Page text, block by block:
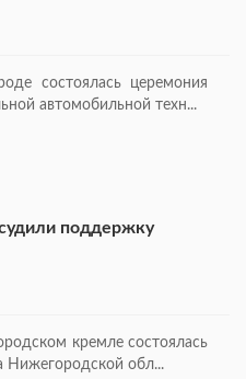
состоялась церемония
автомобильной техн...
поддержку
кремле состоялась
Нижегородской обл...